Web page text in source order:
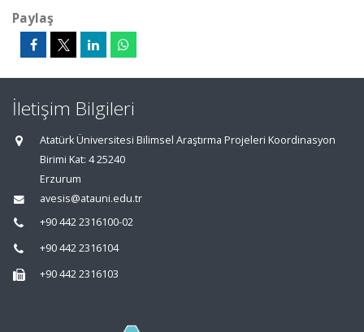
Paylaş
İletişim Bilgileri
Atatürk Üniversitesi Bilimsel Araştırma Projeleri Koordinasyon
Birimi Kat: 4 25240
Erzurum
avesis@atauni.edu.tr
+90 442 2316100-02
+90 442 2316104
+90 442 2316103